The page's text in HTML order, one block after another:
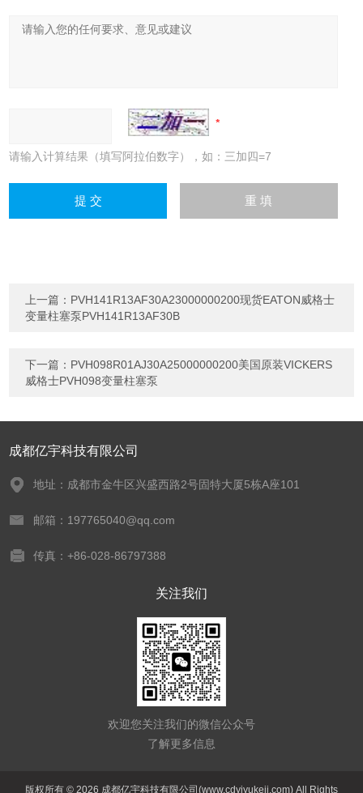
请输入计算结果（填写阿拉伯数字），如：三加四=7
上一篇： PVH141R13AF30A23000000200现货EATON威格士
变量柱塞泵PVH141R13AF30B
下一篇： PVH098R01AJ30A25000000200美国原装VICKERS
威格士PVH098变量柱塞泵
成都亿宇科技有限公司
地址：成都市金牛区兴盛西路2号固特大厦5栋A座101
邮箱：197765040@qq.com
传真：+86-028-86797388
关注我们
欢迎您关注我们的微信公众号
了解更多信息
版权所有 © 2026 成都亿宇科技有限公司(www.cdyiyukeji.com) All Rights